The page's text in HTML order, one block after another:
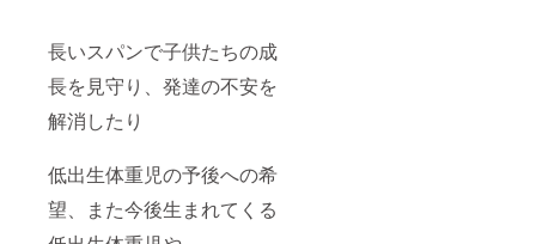
長いスパンで子供たちの成
長を見守り、発達の不安を
解消したり
低出生体重児の予後への希
望、また今後生まれてくる